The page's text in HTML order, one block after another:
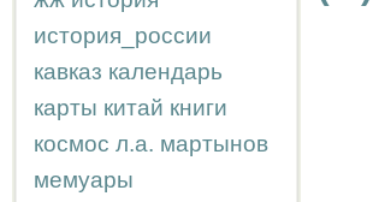
история_россии
кавказ календарь
карты китай книги
космос л.а. мартынов
мемуары